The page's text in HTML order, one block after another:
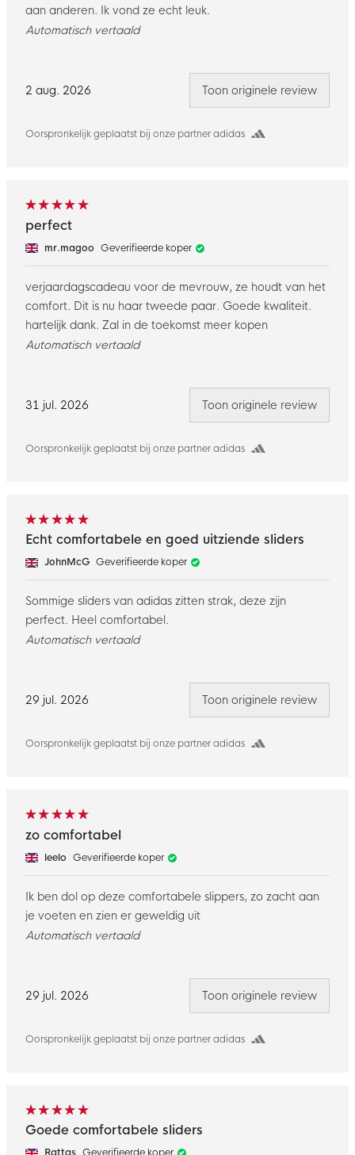
2 aug. 2026
Oorspronkelijk geplaatst bij onze partner adidas
aan anderen. Ik vond ze echt leuk.
Automatisch vertaald
Toon originele review
31 jul. 2026
Oorspronkelijk geplaatst bij onze partner adidas
perfect
mr.magoo Geverifieerde koper
verjaardagscadeau voor de mevrouw, ze houdt van het
comfort. Dit is nu haar tweede paar. Goede kwaliteit.
hartelijk dank. Zal in de toekomst meer kopen
Automatisch vertaald
Toon originele review
29 jul. 2026
Oorspronkelijk geplaatst bij onze partner adidas
Echt comfortabele en goed uitziende sliders
JohnMcG Geverifieerde koper
Sommige sliders van adidas zitten strak, deze zijn
perfect. Heel comfortabel.
Automatisch vertaald
Toon originele review
29 jul. 2026
Oorspronkelijk geplaatst bij onze partner adidas
zo comfortabel
leelo Geverifieerde koper
Ik ben dol op deze comfortabele slippers, zo zacht aan
je voeten en zien er geweldig uit
Automatisch vertaald
Toon originele review
Goede comfortabele sliders